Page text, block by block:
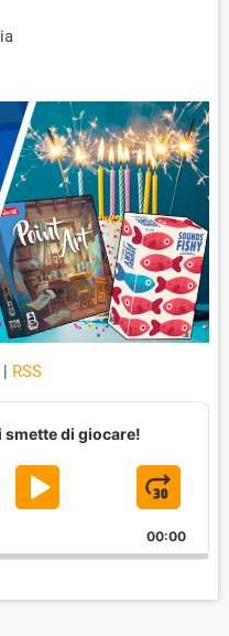
| RSS
smette di giocare!
P
A
Y
J
U
M
P
00:00